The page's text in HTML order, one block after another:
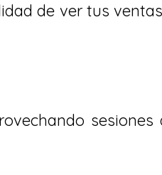
de ver tus